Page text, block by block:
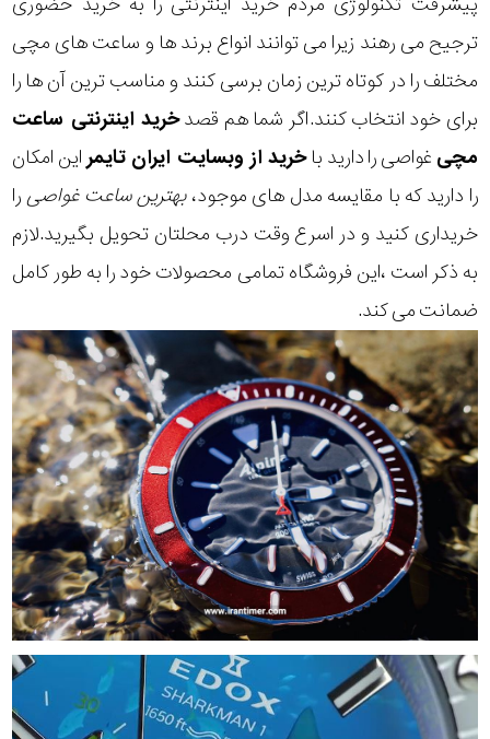
ترجیح می رهند زیرا می توانند انواع برند ها و ساعت های مچی
مختلف را در کوتاه ترین زمان برسی کنند و مناسب ترین آن ها را
برای خود انتخاب کنند.اگر شما هم قصدخرید اینترنتی ساعت
مچی غواصی را دارید باخرید از وبسایت ایران تایمراین امکان
را دارید که با مقایسه مدل های موجود،بهترین ساعت غواصیرا
خریداری کنید و در اسرع وقت درب محلتان تحویل بگیرید.لازم
به ذکر است ،این فروشگاه تمامی محصولات خود را به طور کامل
ضمانت می کند.